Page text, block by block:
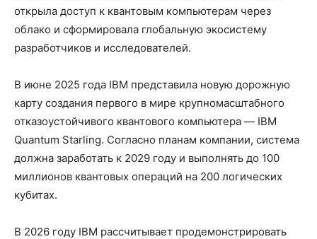
открыла доступ к квантовым компьютерам через
облако и сформировала глобальную экосистему
разработчиков и исследователей.
В июне 2025 года IBM представила новую дорожную
карту создания первого в мире крупномасштабного
отказоустойчивого квантового компьютера — IBM
Quantum Starling. Согласно планам компании, система
должна заработать к 2029 году и выполнять до 100
миллионов квантовых операций на 200 логических
кубитах.
В 2026 году IBM рассчитывает продемонстрировать